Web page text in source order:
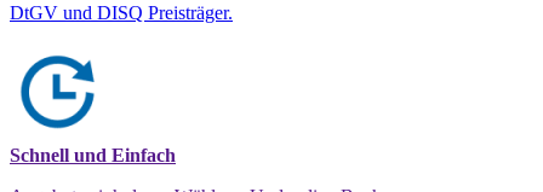
DtGV und DISQ Preisträger.
Schnell und Einfach